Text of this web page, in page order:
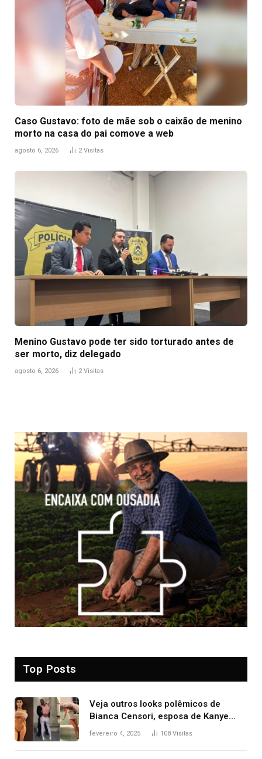
Caso Gustavo: foto de mãe sob o caixão de menino
morto na casa do pai comove a web
agosto 6, 2026 2Visitas
Menino Gustavo pode ter sido torturado antes de
ser morto, diz delegado
agosto 6, 2026 2Visitas
Top Posts
Veja outros looks polêmicos de
Bianca Censori, esposa de Kanye
West que apareceu nua no Grammy
fevereiro 4, 2025 108 Visitas